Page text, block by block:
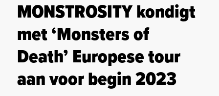
MONSTROSITY kondigt
met ‘Monsters of
Death’ Europese tour
aan voor begin 2023